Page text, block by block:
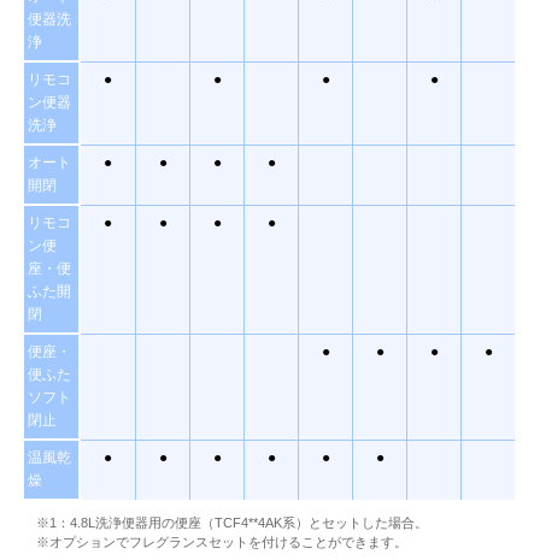
便器洗
浄
リモコ
ン便器
洗浄
● ● ● ●
オート
開閉
● ● ● ●
リモコ
ン便
座・便
ふた開
閉
● ● ● ●
便座・
便ふた
ソフト
閉止
● ● ● ●
温風乾
燥
● ● ● ● ● ●
※1：4.8L洗浄便器用の便座（TCF4**4AK系）とセットした場合。
※オプションでフレグランスセットを付けることができます。